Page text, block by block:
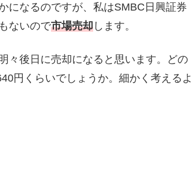
になるのですが、私はSMBC日興証券
ないので市場売却 します。
々後日に売却になると思います。どの
円くらいでしょうか。細かく考えるよ